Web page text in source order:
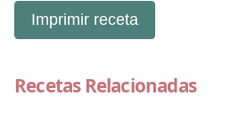
Imprimir receta
Recetas Relacionadas